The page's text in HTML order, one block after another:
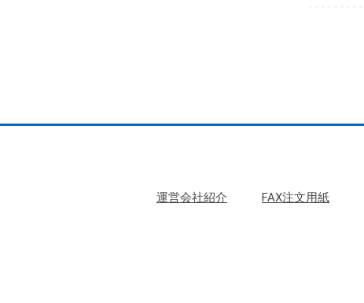
運営会社紹介 FAX注文用紙